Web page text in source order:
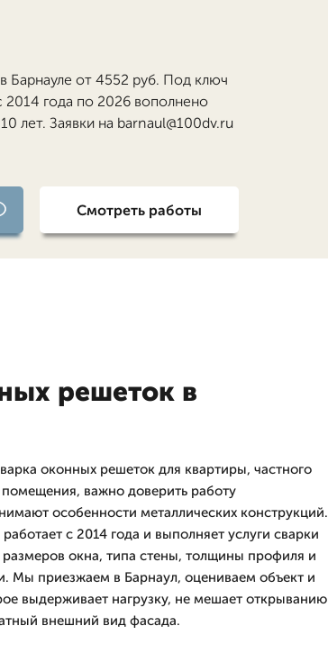
Барнауле от 4552 руб. Под ключ
2014 года по 2026 вополнено
лет. Заявки на barnaul@100dv.ru
Смотреть работы
решеток в
оконных решеток для квартиры, частного
важно доверить работу
особенности металлических конструкций.
с 2014 года и выполняет услуги сварки
окна, типа стены, толщины профиля и
Мы приезжаем в Барнаул, оцениваем объект и
выдерживает нагрузку, не мешает открыванию
внешний вид фасада.